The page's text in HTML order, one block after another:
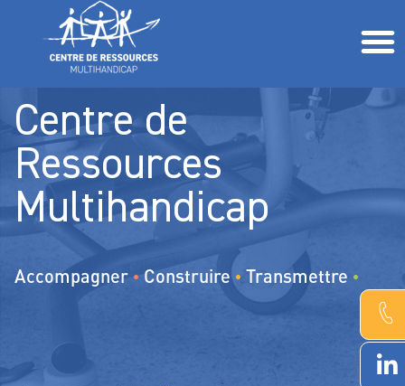
Centre de
Ressources
Multihandicap
Accompagner • Construire • Transmettre •